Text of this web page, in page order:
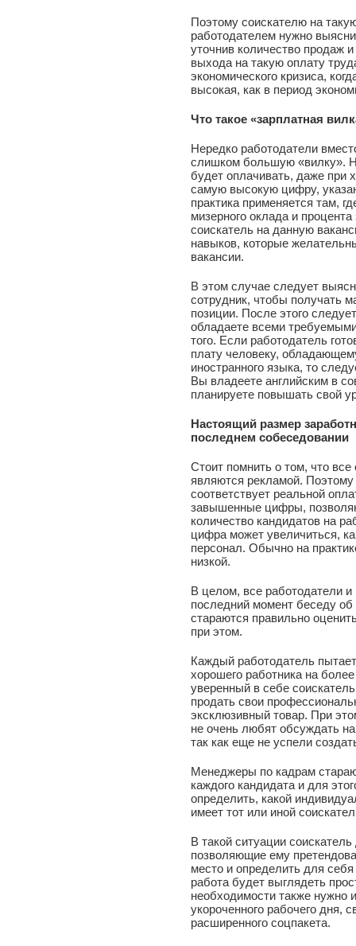
Поэтому соискателю на
работодателем нужно
уточнив количество продаж
выхода на такую оплату
экономического кризиса,
высокая, как в период
Что такое «зарплатная
Нередко работодатели
слишком большую «вилку».
будет оплачивать, даже при
самую высокую цифру,
практика применяется там,
мизерного оклада и
соискатель на данную
навыков, которые
вакансии.
В этом случае следует
сотрудник, чтобы получать
позиции. После этого
обладаете всеми
того. Если работодатель
плату человеку,
иностранного языка, то
Вы владеете английским в
планируете повышать свой
Настоящий размер
последнем собеседовании
Стоит помнить о том, что
являются рекламой. Поэтому
соответствует реальной
завышенные цифры,
количество кандидатов на
цифра может увеличиться,
персонал. Обычно на
низкой.
В целом, все работодатели
последний момент беседу
стараются правильно
при этом.
Каждый работодатель
хорошего работника на
уверенный в себе
продать свои
эксклюзивный товар. При
не очень любят обсуждать
так как еще не успели
Менеджеры по кадрам
каждого кандидата и для
определить, какой
имеет тот или иной
В такой ситуации
позволяющие ему
место и определить для
работа будет выглядеть
необходимости также нужно
укороченного рабочего дня,
расширенного соцпакета.